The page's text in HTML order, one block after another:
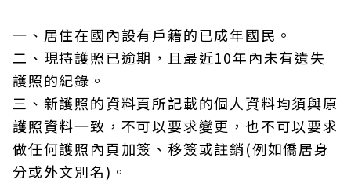
一、居住在國內設有戶籍的已成年國民。
二、現持護照已逾期，且最近10年內未有遺失
護照的紀錄。
三、新護照的資料頁所記載的個人資料均須與原
護照資料一致，不可以要求變更，也不可以要求
做任何護照內頁加簽、移簽或註銷(例如僑居身
分或外文別名)。